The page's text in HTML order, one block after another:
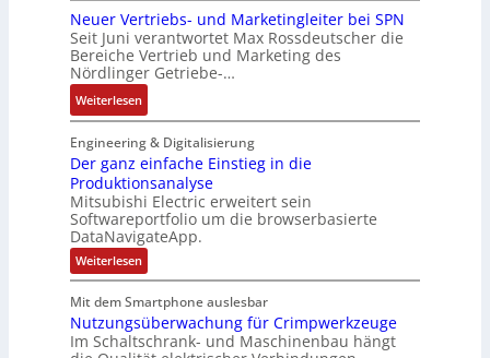
n
b
a
u
:
P
o
s
i
t
i
v
e
M
o
m
e
d
e
r
a
t
o
e
r
F
a
b
r
k
e
m
t
e
c
h
n
i
k
-
G
e
s
h
ä
f
a
s
s
a
u
l
t
S
y
s
t
è
m
s
:
Q
Neuer Vertriebs- und Marketingleiter bei SPN
Seit Juni verantwortet Max Rossdeutscher die
Bereiche Vertrieb und Marketing des
Nördlinger Getriebe-…
Weiterlesen:
N
e
u
e
r
V
e
r
t
r
i
e
Engineering & Digitalisierung
Der ganz einfache Einstieg in die
Produktionsanalyse
Mitsubishi Electric erweitert sein
Softwareportfolio um die browserbasierte
DataNavigateApp.
Weiterlesen:
D
r
g
a
n
Mit dem Smartphone auslesbar
Nutzungsüberwachung für Crimpwerkzeuge
Im Schaltschrank- und Maschinenbau hängt